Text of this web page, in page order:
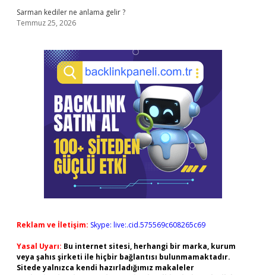
Sarman kediler ne anlama gelir ?
Temmuz 25, 2026
Reklam ve İletişim: Skype: live:.cid.575569c608265c69
Yasal Uyarı: Bu internet sitesi, herhangi bir marka, kurum
veya şahıs şirketi ile hiçbir bağlantısı bulunmamaktadır.
Sitede yalnızca kendi hazırladığımız makaleler